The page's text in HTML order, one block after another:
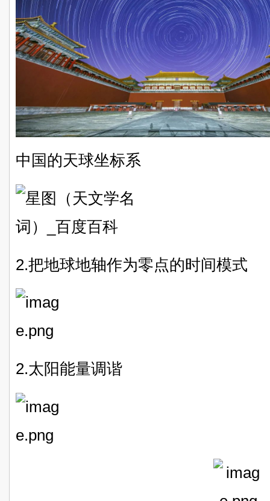
中国的天球坐标系
2.把地球地轴作为零点的时间模式
2.太阳能量调谐